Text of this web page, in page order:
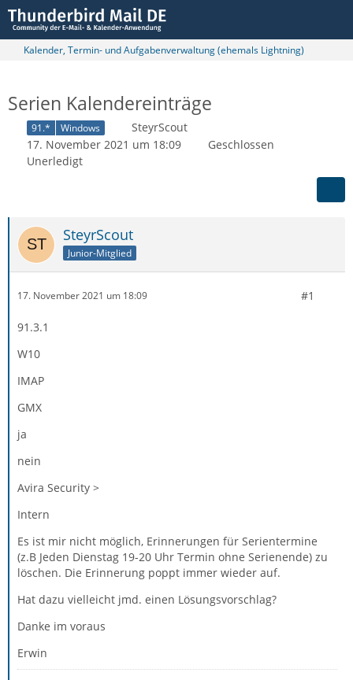
Kalender, Termin- und Aufgabenverwaltung (ehemals Lightning)
Serien Kalendereinträge
91.* Windows
SteyrScout
17. November 2021 um 18:09
Geschlossen
Unerledigt
SteyrScout
Junior-Mitglied
17. November 2021 um 18:09 #1
91.3.1
W10
IMAP
GMX
ja
nein
Avira Security >
Intern
Es ist mir nicht möglich, Erinnerungen für Serientermine
(z.B Jeden Dienstag 19-20 Uhr Termin ohne Serienende) zu
löschen. Die Erinnerung poppt immer wieder auf.
Hat dazu vielleicht jmd. einen Lösungsvorschlag?
Danke im voraus
Erwin